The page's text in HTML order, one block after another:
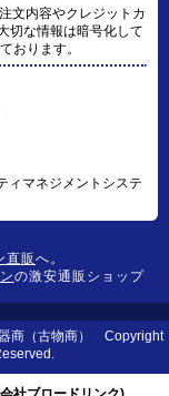
文内容やクレジットカ
切な情報は暗号化して
おります。
ィマネジメントシステ
直販 へ。
の激安通販ショップ
商（古物商） Copyright